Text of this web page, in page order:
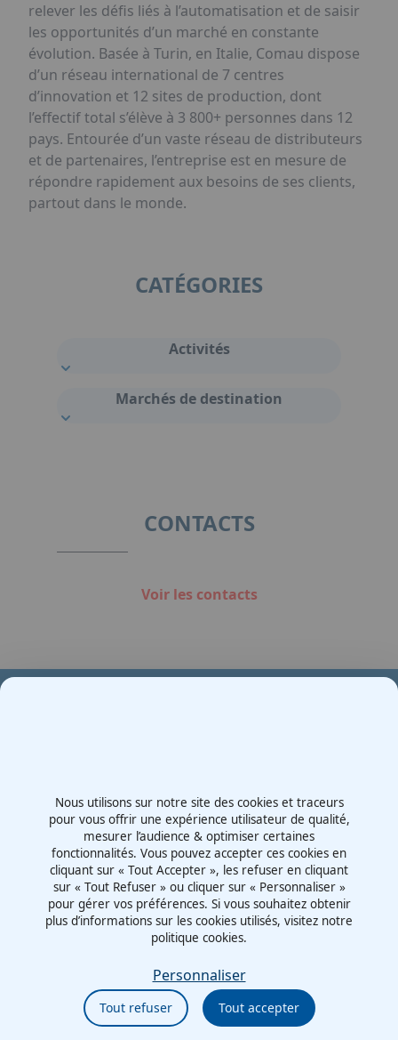
relever les défis liés à l’automatisation et de saisir
les opportunités d’un marché en constante
évolution. Basée à Turin, en Italie, Comau dispose
d’un réseau international de 7 centres
d’innovation et 12 sites de production, dont
l’effectif total s’élève à 3 800+ personnes dans 12
pays. Entourée d’un vaste réseau de distributeurs
et de partenaires, l’entreprise est en mesure de
répondre rapidement aux besoins de ses clients,
partout dans le monde.
CATÉGORIES
Activités
Marchés de destination
CONTACTS
Voir les contacts
Contactez-nous
Route d'Irigny, Z.I. Nord
69530 - Brignais
France
Politiques de confidentialité
Éthique et conformité
Nous utilisons sur notre site des cookies et traceurs
pour vous offrir une expérience utilisateur de qualité,
mesurer l’audience & optimiser certaines
fonctionnalités. Vous pouvez accepter ces cookies en
cliquant sur « Tout Accepter », les refuser en cliquant
sur « Tout Refuser » ou cliquer sur « Personnaliser »
pour gérer vos préférences. Si vous souhaitez obtenir
plus d’informations sur les cookies utilisés, visitez notre
politique cookies.
Tout accepter
Tout refuser
Personnaliser